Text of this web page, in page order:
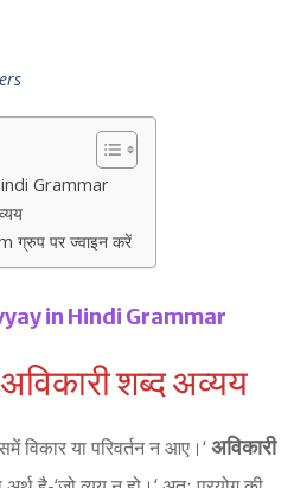
Grammar
ग्रुप पर ज्वाइन करें
in Hindi Grammar
शब्द अव्यय
विकार या परिवर्तन न आए।‘अविकारी